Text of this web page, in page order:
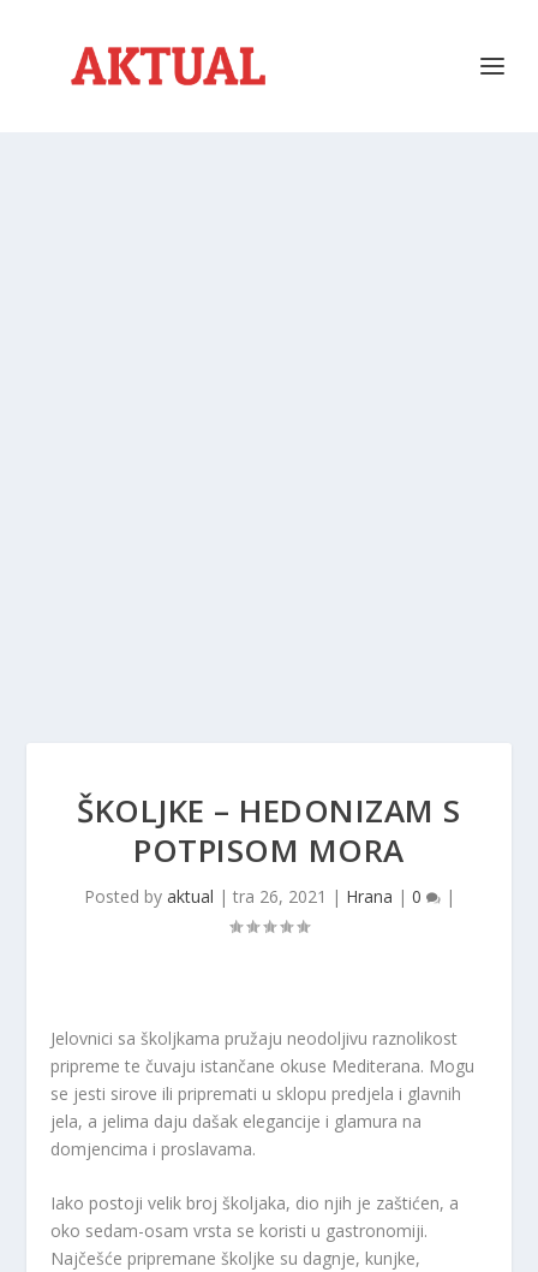
ŠKOLJKE – HEDONIZAM S
POTPISOM MORA
Posted by aktual | tra 26, 2021 | Hrana | 0 |
Jelovnici sa školjkama pružaju neodoljivu raznolikost
pripreme te čuvaju istančane okuse Mediterana. Mogu
se jesti sirove ili pripremati u sklopu predjela i glavnih
jela, a jelima daju dašak elegancije i glamura na
domjencima i proslavama.
Iako postoji velik broj školjaka, dio njih je zaštićen, a
oko sedam-osam vrsta se koristi u gastronomiji.
Najčešće pripremane školjke su dagnje, kunjke,